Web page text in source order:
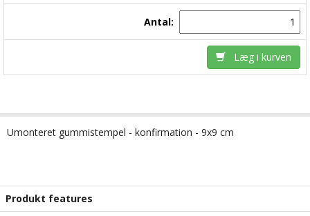
Antal:
Læg i kurven
Umonteret gummistempel - konfirmation - 9x9 cm
Produkt features